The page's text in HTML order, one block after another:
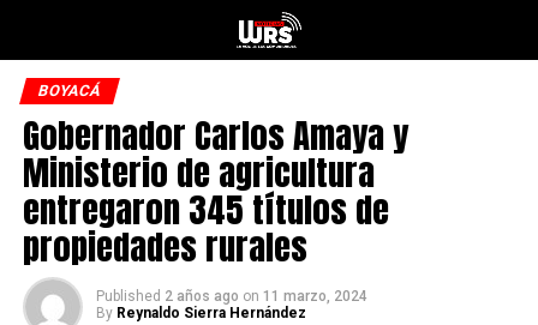
BOYACÁ
Gobernador Carlos Amaya y
Ministerio de agricultura
entregaron 345 títulos de
propiedades rurales
Published 2 años ago on 11 marzo, 2024
By Reynaldo Sierra Hernández